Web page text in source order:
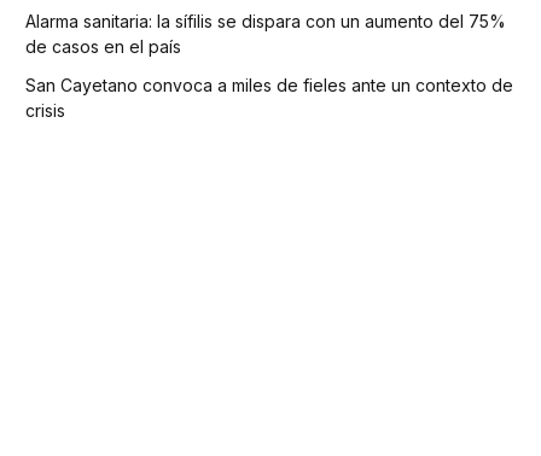
Alarma sanitaria: la sífilis se dispara con un aumento del 75%
de casos en el país
San Cayetano convoca a miles de fieles ante un contexto de
crisis